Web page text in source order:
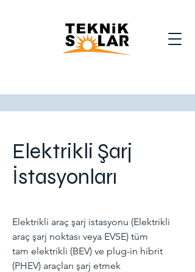
Elektrikli Şarj
İstasyonları
Elektrikli araç şarj istasyonu (Elektrikli
araç şarj noktası veya EVSE) tüm
tam elektrikli (BEV) ve plug-in hibrit
(PHEV) araçları şarj etmek